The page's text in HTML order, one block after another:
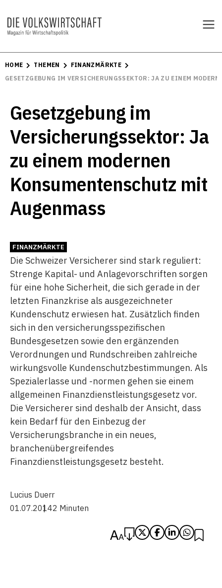
HOME THEMEN
FINANZMÄRKTE
GESETZGEBUNG IM VERSICHERUNGSSEKTOR: JA ZU EINEM
Gesetzgebung im
Versicherungssektor: Ja
zu einem modernen
Konsumentenschutz mit
Augenmass
FINANZMÄRKTE
Die Schweizer Versicherer sind stark reguliert:
Strenge Kapital- und Anlagevorschriften sorgen
für eine hohe Sicherheit, die sich gerade in der
letzten Finanzkrise als ausgezeichneter
Kundenschutz erwiesen hat. Zusätzlich finden
sich in den versicherungsspezifischen
Bundesgesetzen sowie den ergänzenden
Verordnungen und Rundschreiben zahlreiche
wirkungsvolle Kundenschutzbestimmungen. Als
Spezialerlasse und -normen gehen sie einem
allgemeinen Finanzdienstleistungsgesetz vor.
Die Versicherer sind deshalb der Ansicht, dass
kein Bedarf für den Einbezug der
Versicherungsbranche in ein neues,
branchenübergreifendes
Finanzdienstleistungsgesetz besteht.
Lucius Duerr
01.07.20142 Minuten